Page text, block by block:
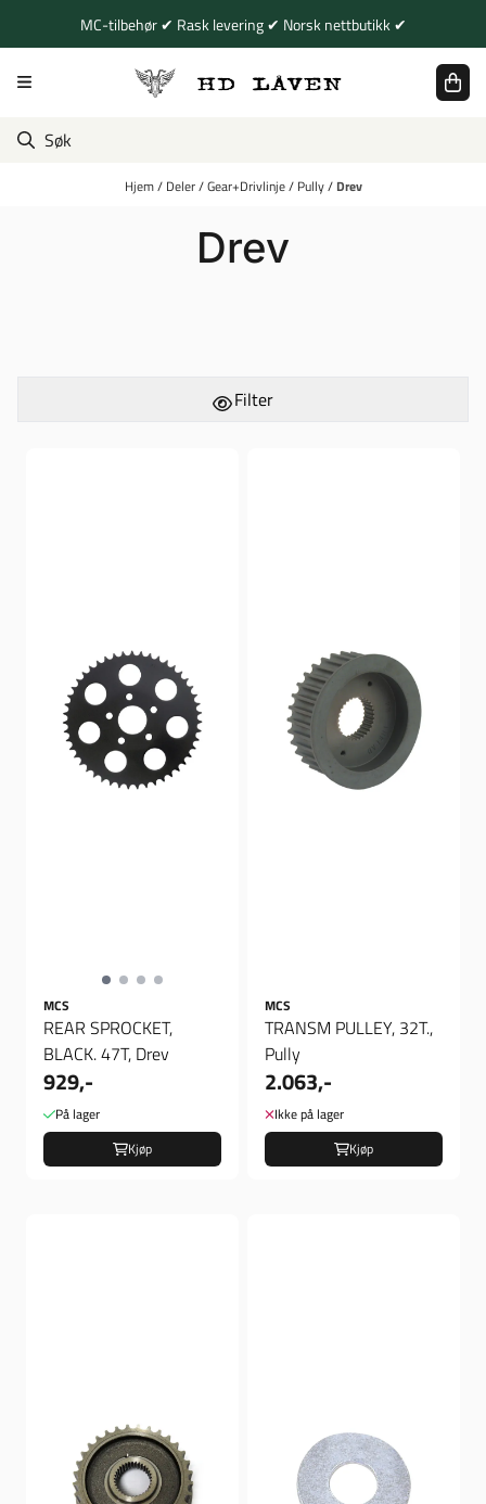
Hopp til innholdMC-tilbehør ✔ Rask levering ✔ Norsk nettbutikk ✔
Hjem/ Deler/Gear+Drivlinje/ Pully/ Drev
Drev
Filter
MCS
REAR SPROCKET,
BLACK. 47T, Drev
929,-
På lager
Kjøp
MCS
TRANSM PULLEY, 32T.,
Pully
2.063,-
Ikke på lager
Kjøp